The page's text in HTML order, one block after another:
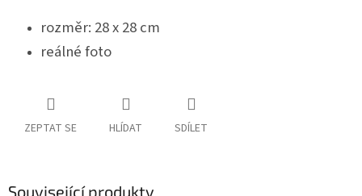
rozměr: 28 x 28 cm
reálné foto
ZEPTAT SE HLÍDAT SDÍLET
Související produkty